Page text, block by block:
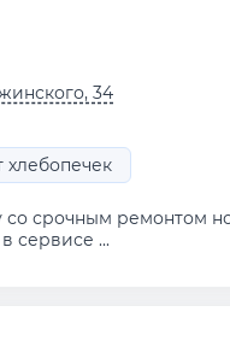
34
со срочным ремонтом
сервисе ...